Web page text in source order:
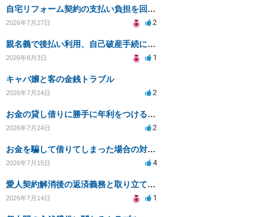
自宅リフォーム契約の支払い負担を回避する方法は？
2026年7月27日 2
親名義で後払い利用、自己破産手続に影響はあるか？
2026年8月3日 1
キャバ嬢と客の金銭トラブル
2026年7月24日 2
お金の貸し借りに勝手に年利をつけるのはどうなのか
2026年7月24日 2
お金を騙して借りてしまった場合の対処法と今後の対応策
2026年7月15日 4
愛人契約解消後の返済義務と取り立て行為の合法性は？
2026年7月14日 1